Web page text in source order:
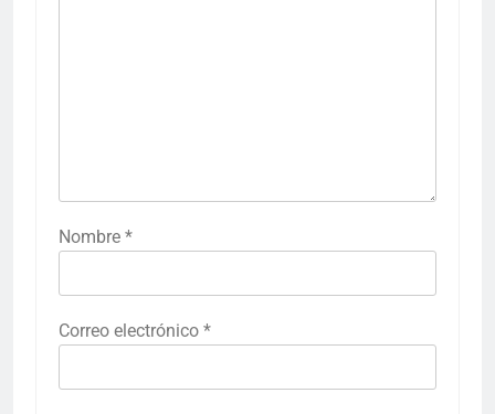
Nombre *
Correo electrónico *